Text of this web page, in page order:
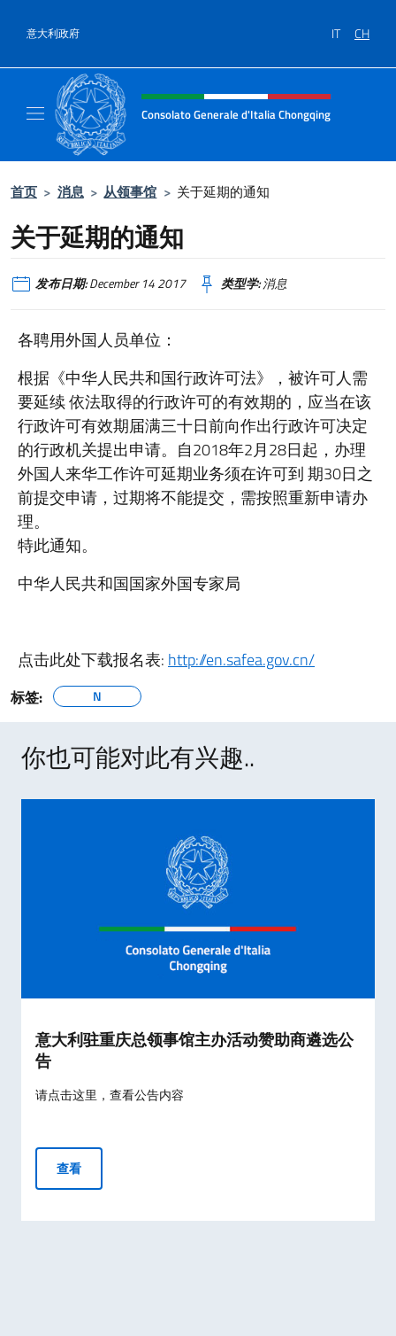
意大利政府 IT CH
标题站点、社交和菜单
Consolato Generale d'Italia Chongqing
首页 > 消息 > 从领事馆 > 关于延期的通知
关于延期的通知
发布日期:December 14 2017 类型学:消息
各聘用外国人员单位：
根据《中华人民共和国行政许可法》，被许可人需
要延续 依法取得的行政许可的有效期的，应当在该
行政许可有效期届满三十日前向作出行政许可决定
的行政机关提出申请。自2018年2月28日起，办理
外国人来华工作许可延期业务须在许可到 期30日之
前提交申请，过期将不能提交，需按照重新申请办
理。
特此通知。
中华人民共和国国家外国专家局
点击此处下载报名表: http://en.safea.gov.cn/
标签: N
你也可能对此有兴趣..
意大利驻重庆总领事馆主办活动赞助商遴选公
告
请点击这里，查看公告内容
查看意大利驻重庆总领事馆主办活动赞助商遴选公告